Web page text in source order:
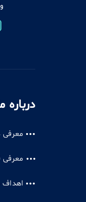
درباره
معرفی
معرفی
اهداف